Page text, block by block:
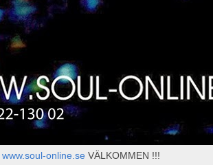
www.soul-online.se VÄLKOMMEN !!!